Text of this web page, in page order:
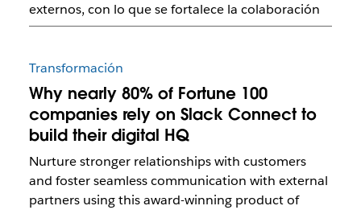
externos, con lo que se fortalece la colaboración
Transformación
Why nearly 80% of Fortune 100
companies rely on Slack Connect to
build their digital HQ
Nurture stronger relationships with customers
and foster seamless communication with external
partners using this award-winning product of